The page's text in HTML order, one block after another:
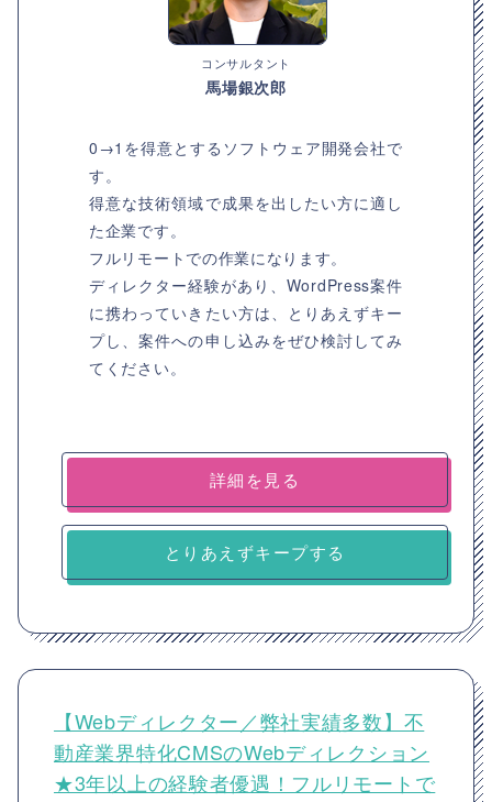
コンサルタント
馬場銀次郎
0→1を得意とするソフトウェア開発会社で
す。
得意な技術領域で成果を出したい方に適し
た企業です。
フルリモートでの作業になります。
ディレクター経験があり、WordPress案件
に携わっていきたい方は、とりあえずキー
プし、案件への申し込みをぜひ検討してみ
てください。
詳細を見る
とりあえずキープする
【Webディレクター／弊社実績多数】不
動産業界特化CMSのWebディレクション
★3年以上の経験者優遇！フルリモートで